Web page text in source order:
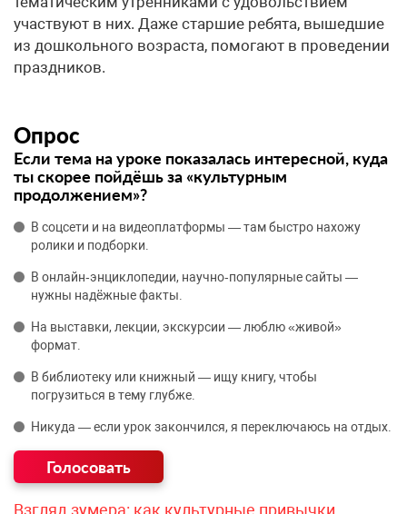
участвуют в них. Даже старшие ребята, вышедшие
из дошкольного возраста, помогают в проведении
праздников.
Опрос
Если тема на уроке показалась интересной, куда
ты скорее пойдёшь за «культурным
продолжением»?
В соцсети и на видеоплатформы — там быстро нахожу
ролики и подборки.
В онлайн‑энциклопедии, научно‑популярные сайты —
нужны надёжные факты.
На выставки, лекции, экскурсии — люблю «живой»
формат.
В библиотеку или книжный — ищу книгу, чтобы
погрузиться в тему глубже.
Никуда — если урок закончился, я переключаюсь на отдых.
Взгляд зумера: как культурные привычки